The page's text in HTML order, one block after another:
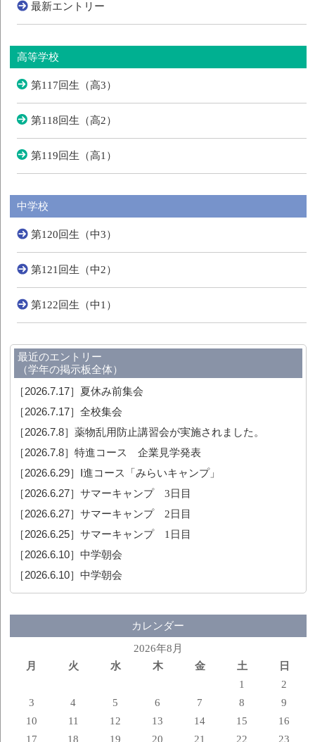
最新エントリー
高等学校
第117回生（高3）
第118回生（高2）
第119回生（高1）
中学校
第120回生（中3）
第121回生（中2）
第122回生（中1）
最近のエントリー
（学年の掲示板全体）
［2026.7.17］ 夏休み前集会
［2026.7.17］全校集会
［2026.7.8］薬物乱用防止講習会が実施されました。
［2026.7.8］特進コース 企業見学発表
［2026.6.29］ Ⅰ進コース「みらいキャンプ」
［2026.6.27］サマーキャンプ 3日目
［2026.6.27］サマーキャンプ 2日目
［2026.6.25］サマーキャンプ 1日目
［2026.6.10］中学朝会
［2026.6.10］中学朝会
カレンダー
2026年8月
月
火 水 木 金 土
日
1
2
3
4 5 6 7 8
9
10
11 12 13 14 15
16
17
18 19 20 21 22 23